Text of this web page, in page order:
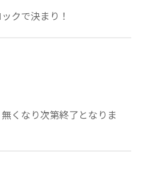
クで決まり！
くなり次第終了となりま